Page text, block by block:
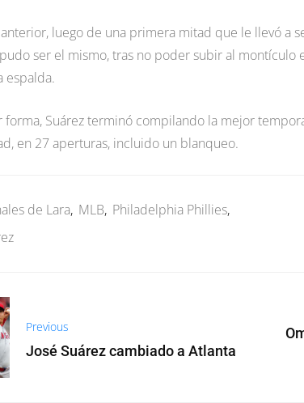
luego de una primera mitad que le llevó a
ser el mismo, tras no poder subir al
espalda.
forma, Suárez terminó compilando la mejor
en 27 aperturas, incluido un blanqueo.
de Lara, MLB, Philadelphia Phillies,
Previous
José Suárez cambiado a Atlanta